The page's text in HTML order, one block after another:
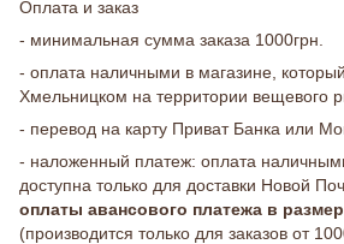
Оплата и заказ
- минимальная сумма заказа 1000грн.
- оплата наличными в магазине, который
Хмельницком на территории вещевого
- перевод на карту Приват Банка или
- наложенный платеж: оплата
доступна только для доставки Новой
оплаты авансового платежа в
(производится только для заказов от